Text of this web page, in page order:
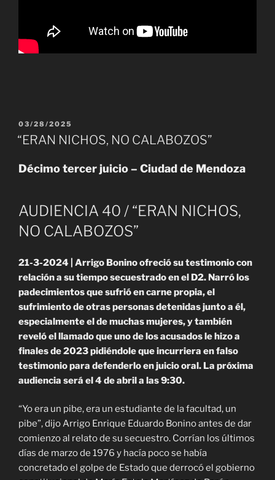
PUBLICADO
EL
03/28/2025
“ERAN NICHOS, NO CALABOZOS”
Décimo tercer juicio – Ciudad de Mendoza
AUDIENCIA 40 / “ERAN NICHOS,
NO CALABOZOS”
21-3-2024 | Arrigo Bonino ofreció su testimonio con
relación a su tiempo secuestrado en el D2. Narró los
padecimientos que sufrió en carne propia, el
sufrimiento de otras personas detenidas junto a él,
especialmente el de muchas mujeres, y también
reveló el llamado que uno de los acusados le hizo a
finales de 2023 pidiéndole que incurriera en falso
testimonio para defenderlo en juicio oral. La próxima
audiencia será el 4 de abril a las 9:30.
“Yo era un pibe, era un estudiante de la facultad, un
pibe”, dijo Arrigo Enrique Eduardo Bonino antes de dar
comienzo al relato de su secuestro. Corrían los últimos
días de marzo de 1976 y hacía poco se había
concretado el golpe de Estado que derrocó el gobierno